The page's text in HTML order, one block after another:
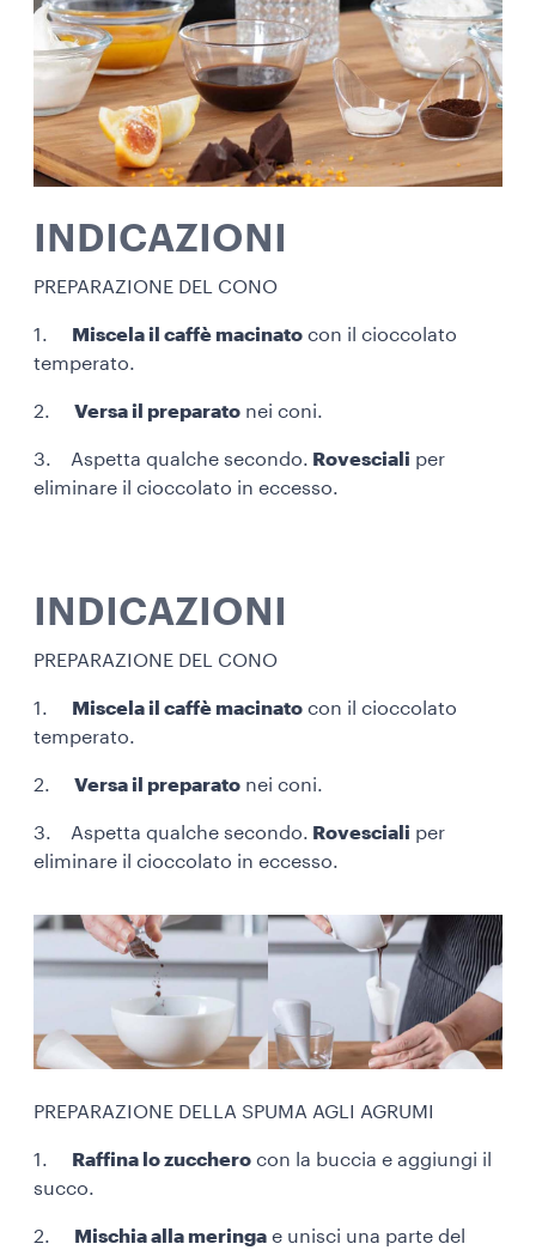
INDICAZIONI
PREPARAZIONE DEL CONO
1. Miscela il caffè macinato con il cioccolato
temperato.
2. Versa il preparato nei coni.
3. Aspetta qualche secondo. Rovesciali per
eliminare il cioccolato in eccesso.
INDICAZIONI
PREPARAZIONE DEL CONO
1. Miscela il caffè macinato con il cioccolato
temperato.
2. Versa il preparato nei coni.
3. Aspetta qualche secondo. Rovesciali per
eliminare il cioccolato in eccesso.
PREPARAZIONE DELLA SPUMA AGLI AGRUMI
1. Raffina lo zucchero con la buccia e aggiungi il
succo.
2. Mischia alla meringa e unisci una parte del